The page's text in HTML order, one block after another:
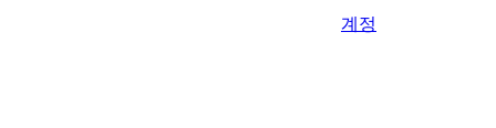
계정